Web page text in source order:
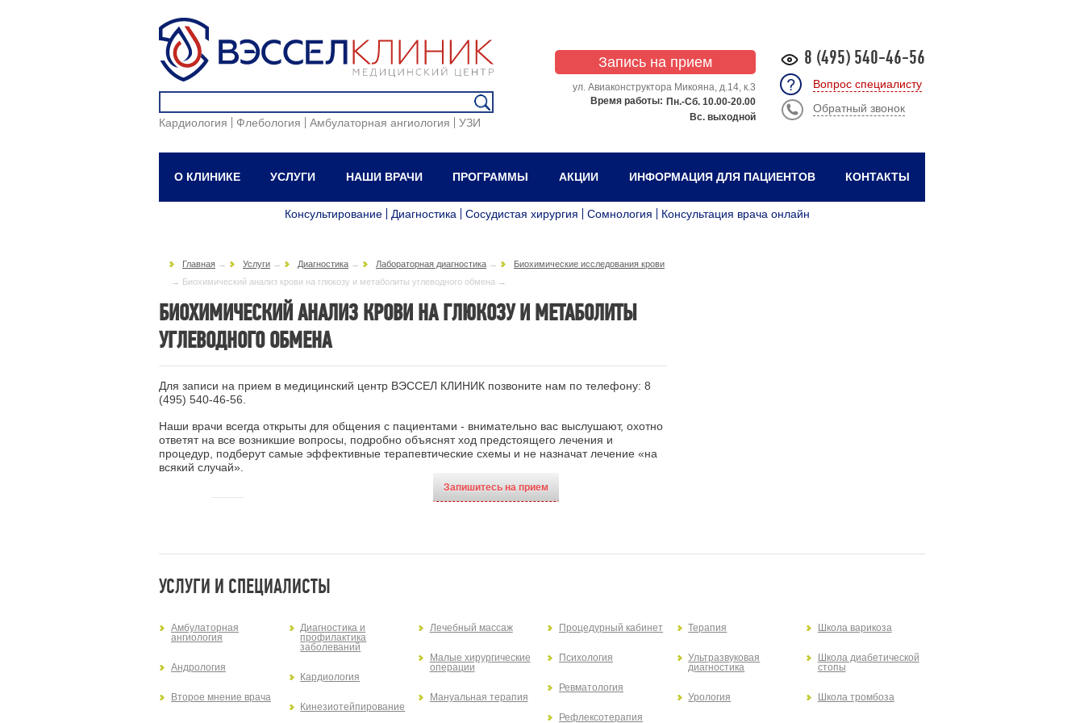
Кардиология Флебология Амбулаторная ангиология УЗИ
8 (495) 540-46-56
Вопрос специалисту
Обратный звонок
Запись на прием
ул. Авиаконструктора Микояна, д.14, к.3
Пн.-Сб. 10.00-20.00
Вс. выходной
Время работы:
О КЛИНИКЕ УСЛУГИ НАШИ ВРАЧИ ПРОГРАММЫ АКЦИИ ИНФОРМАЦИЯ ДЛЯ ПАЦИЕНТОВ КОНТАКТЫ
Консультирование Диагностика Сосудистая хирургия Сомнология Консультация врача онлайн
Главная → Услуги → Диагностика → Лабораторная диагностика →
Биохимические исследования крови
→ Биохимический анализ крови на глюкозу и метаболиты углеводного обмена →
БИОХИМИЧЕСКИЙ АНАЛИЗ КРОВИ НА ГЛЮКОЗУ И МЕТАБОЛИТЫ
УГЛЕВОДНОГО ОБМЕНА
Для записи на прием в медицинский центр ВЭССЕЛ КЛИНИК позвоните нам по телефону: 8
(495) 540-46-56
Наши врачи всегда открыты для общения с пациентами - внимательно вас выслушают, охотно
ответят на все возникшие вопросы, подробно объяснят ход предстоящего лечения и
процедур, подберут самые эффективные терапевтические схемы и не назначат лечение «на
всякий случай».
Запишитесь на прием
УСЛУГИ И СПЕЦИАЛИСТЫ
Амбулаторная
ангиология
Андрология
Второе мнение врача
Диагностика и
профилактика
заболеваний
Кардиология
Кинезиотейпирование
Лечебный массаж
Малые хирургические
операции
Мануальная терапия
Процедурный кабинет
Психология
Ревматология
Рефлексотерапия
Терапия
Ультразвуковая
диагностика
Урология
Школа варикоза
Школа диабетической
стопы
Школа тромбоза